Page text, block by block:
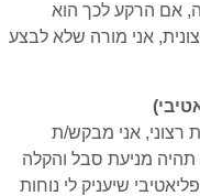
אם הרקע לכך הוא
אני מורה שלא לבצע
רצוני, אני מבקש/ת
תהיה מניעת סבל והקלה
שיעניק לי נוחות